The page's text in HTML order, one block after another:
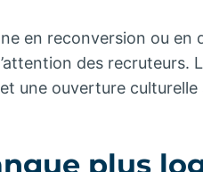
en reconversion ou en
des recruteurs.
et une ouverture
plus